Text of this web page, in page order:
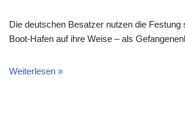
Die deutschen Besatzer nutzen die Festung
Boot-Hafen auf ihre Weise – als
Weiterlesen »